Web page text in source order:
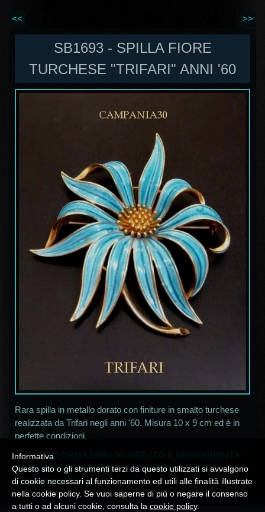
<< >>
SB1693 - SPILLA FIORE
TURCHESE "TRIFARI" ANNI '60
Rara spilla in metallo dorato con finiture in smalto turchese
realizzata da Trifari negli anni '60. Misura 10 x 9 cm ed è in
perfette condizioni.
* PER INFORMAZIONI SU PREZZO E DISPONIBILITA',
SCRIVERE INDICANDO IL NUMERO SUL TITOLO
Acampania30@alice.it*
Informativa
Questo sito o gli strumenti terzi da questo utilizzati si avvalgono
di cookie necessari al funzionamento ed utili alle finalità illustrate
nella cookie policy. Se vuoi saperne di più o negare il consenso
a tutti o ad alcuni cookie, consulta la cookie policy.